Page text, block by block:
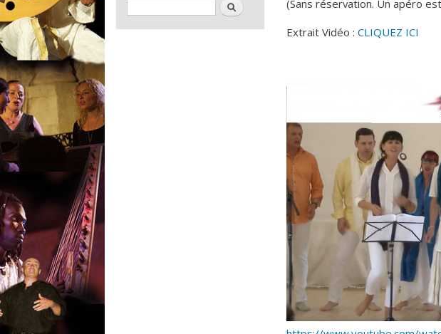
Rechercher
(Sans réservation. Un apéro
Extrait Vidéo : CLIQUEZ ICI
pasapaz nimes